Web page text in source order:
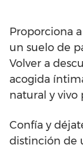
Proporciona
un suelo de
Volver a
acogida
natural y vivo
Confía y
distinción de